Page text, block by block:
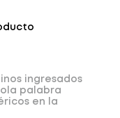
ingresados
palabra
en la